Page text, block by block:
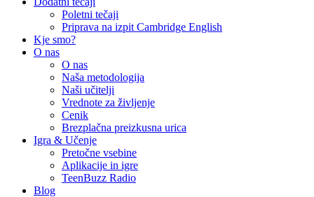
Poletni tečaji
Priprava na izpit Cambridge English
Kje smo?
O nas
O nas
Naša metodologija​
Naši učitelji
Vrednote za življenje
Cenik
Brezplačna preizkusna urica
Igra & Učenje
Pretočne vsebine
Aplikacije in igre
TeenBuzz Radio
Blog